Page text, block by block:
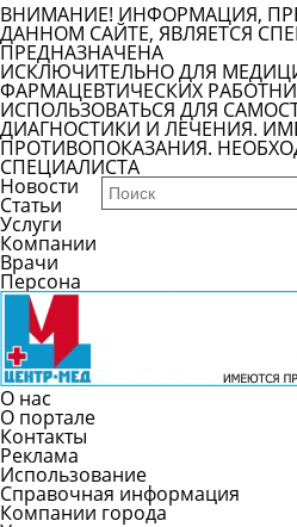
ВНИМАНИЕ! ИНФОРМАЦИЯ,
ДАННОМ САЙТЕ, ЯВЛЯЕТСЯ
ПРЕДНАЗНАЧЕНА
ИСКЛЮЧИТЕЛЬНО ДЛЯ
ФАРМАЦЕВТИЧЕСКИХ
ИСПОЛЬЗОВАТЬСЯ ДЛЯ
ДИАГНОСТИКИ И ЛЕЧЕНИЯ.
ПРОТИВОПОКАЗАНИЯ.
СПЕЦИАЛИСТА
Новости
Статьи
Услуги
Компании
Врачи
Персона
О нас
О портале
Контакты
Реклама
Использование
Справочная информация
Компании города